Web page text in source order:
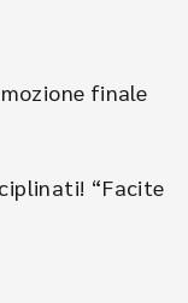
finale
“Facite